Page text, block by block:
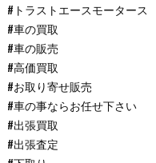
#トラストエースモータース
#車の買取
#車の販売
#高価買取
#お取り寄せ販売
#車の事ならお任せ下さい
#出張買取
#出張査定